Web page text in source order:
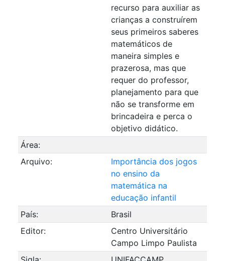
recurso para auxiliar as
crianças a construírem
seus primeiros saberes
matemáticos de
maneira simples e
prazerosa, mas que
requer do professor,
planejamento para que
não se transforme em
brincadeira e perca o
objetivo didático.
Área:
Arquivo:
Importância dos jogos
no ensino da
matemática na
educação infantil
País:
Brasil
Editor:
Centro Universitário
Campo Limpo Paulista